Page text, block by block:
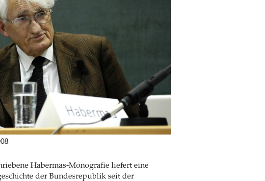
Habermas-Monografie liefert eine
der Bundesrepublik seit der